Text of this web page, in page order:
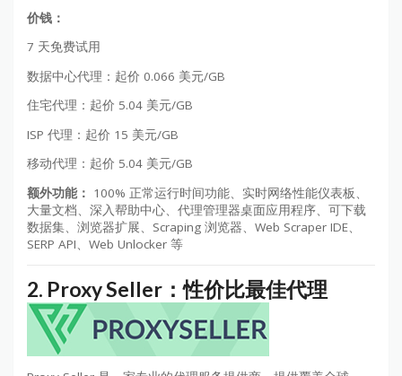
价钱：
7 天免费试用
数据中心代理：起价 0.066 美元/GB
住宅代理：起价 5.04 美元/GB
ISP 代理：起价 15 美元/GB
移动代理：起价 5.04 美元/GB
额外功能： 100% 正常运行时间功能、实时网络性能仪表板、
大量文档、深入帮助中心、代理管理器桌面应用程序、可下载
数据集、浏览器扩展、Scraping 浏览器、Web Scraper IDE、
SERP API、Web Unlocker 等
2. Proxy Seller：性价比最佳代理